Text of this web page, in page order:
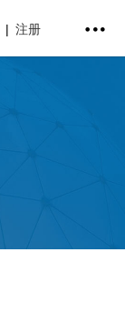
| 注册